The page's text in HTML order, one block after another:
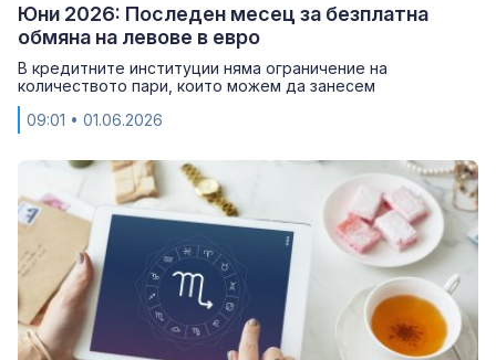
Юни 2026: Последен месец за безплатна
обмяна на левове в евро
В кредитните институции няма ограничение на
количеството пари, които можем да занесем
09:01 • 01.06.2026